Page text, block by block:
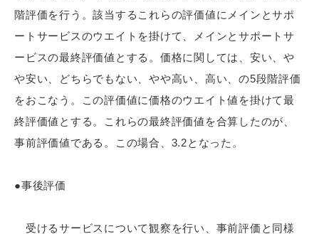
階評価を行う。該当するこれらの評価値にメインとサポ
ートサービスのウエイトを掛けて、メインとサポートサ
ービスの最終評価値とする。価格に関しては、安い、や
や安い、どちらでもない、やや高い、高い、の5段階評価
をおこなう。この評価値に価格のウエイト値を掛けて最
終評価値とする。これらの最終評価値を合算したのが、
事前評価値である。この場合、3.2となった。
●事後評価
受けるサービスについて観察を行い、事前評価と同様